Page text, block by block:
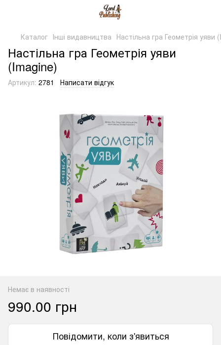
Каталог Інші видавництва Настільна гра Геометрія уяви
Настільна гра Геометрія уяви
(Imagine)
Артикул: 2781 Написати відгук
Немає в наявності
990.00 грн
Повідомити, коли з'явиться